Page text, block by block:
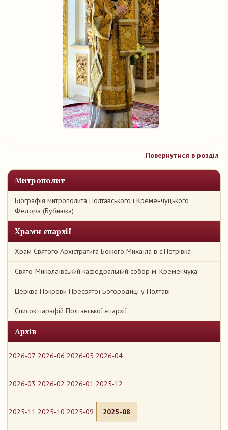
Митрополит
Біографія митрополита Полтавського і Кременчуцького
Федора (Бубнюка)
Храми єпархії
Храм Святого Архістратига Божого Михаїла в с.Петрівка
Свято-Миколаївський кафедральний собор м. Кременчука
Церква Покрови Пресвятої Богородиці у Полтаві
Список парафій Полтавської єпархії
Архів
2026-07 2026-06 2026-05 2026-04
2026-03 2026-02 2026-01 2025-12
2025-11 2025-10 2025-09 2025-08
Повернутися в розділ